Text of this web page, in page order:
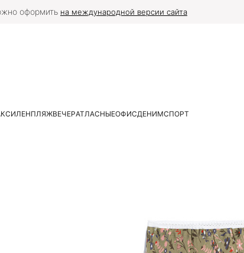
оформить на международной версии сайта
ЛЕНПЛЯЖВЕЧЕРАТЛАСНЫЕОФИСДЕНИМСПОРТ